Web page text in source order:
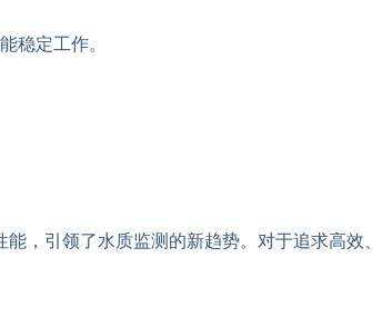
稳定工作。
，引领了水质监测的新趋势。对于追求高效、